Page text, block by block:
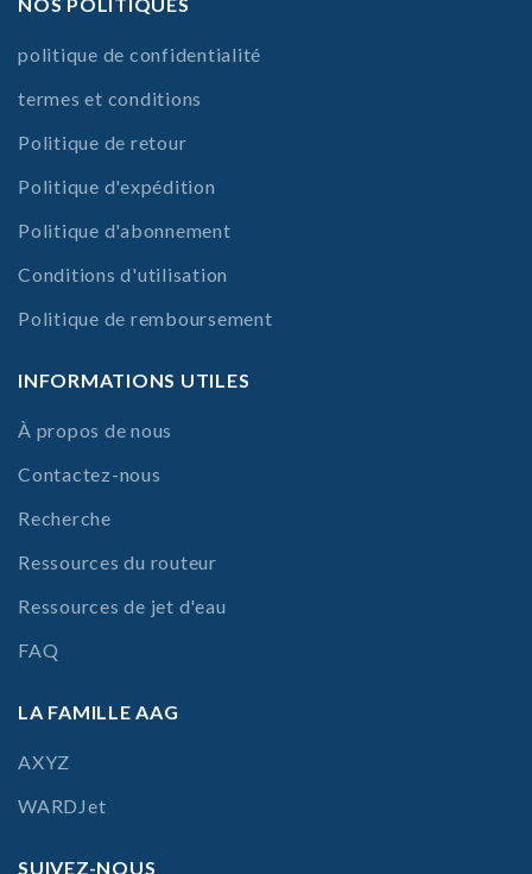
politique de confidentialité
termes et conditions
Politique de retour
Politique d'expédition
Politique d'abonnement
Conditions d'utilisation
Politique de remboursement
INFORMATIONS UTILES
À propos de nous
Contactez-nous
Recherche
Ressources du routeur
Ressources de jet d'eau
FAQ
LA FAMILLE AAG
AXYZ
WARDJet
SUIVEZ-NOUS